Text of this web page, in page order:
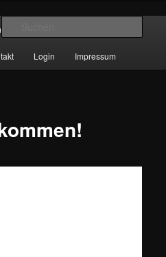
Crew!
Login Impressum